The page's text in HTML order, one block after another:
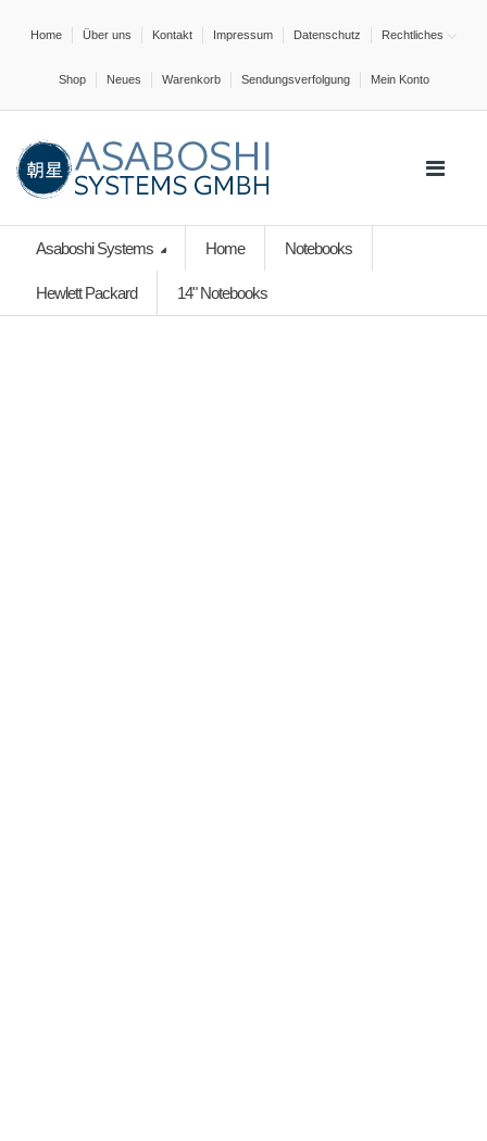
Home Über uns Kontakt Impressum Datenschutz Rechtliches
Shop Neues Warenkorb Sendungsverfolgung Mein Konto
Asaboshi Systems Home Notebooks
Hewlett Packard 14" Notebooks